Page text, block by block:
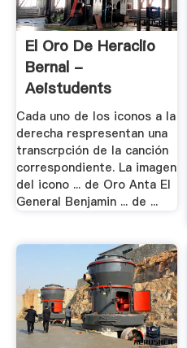
El Oro De Heraclio
Bernal -
Aeistudents
Cada uno de los iconos a la
derecha respresentan una
transcrpción de la canción
correspondiente. La imagen
del icono ... de Oro Anta El
General Benjamin ... de ...